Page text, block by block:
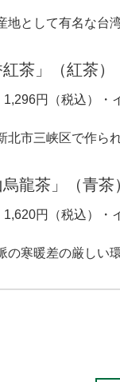
地として有名な台
紅茶」（紅茶）
円（税込）・
北市三峡区で作ら
烏龍茶」（青茶
円（税込）・
の寒暖差の厳しい